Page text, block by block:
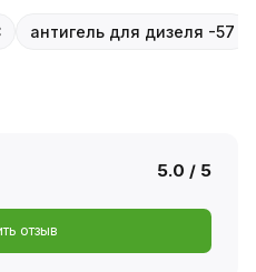
антигель для дизеля -57
5.0 / 5
отзыв